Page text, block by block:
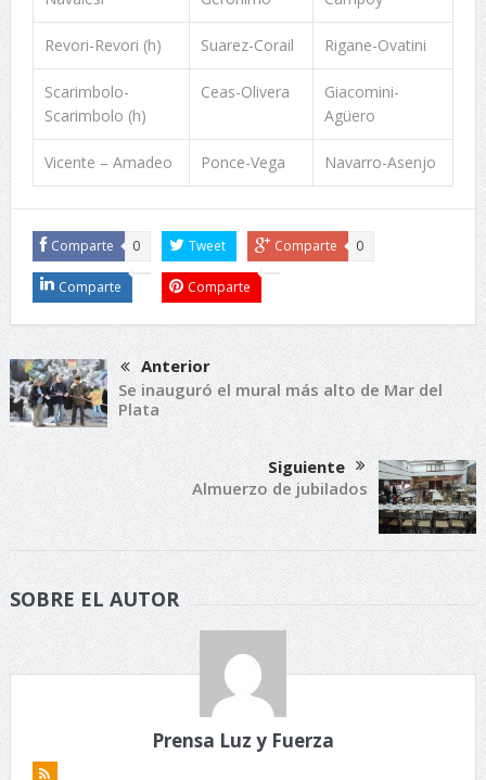
Revori-Revori (h) Suarez-Corail Rigane-Ovatini
Scarimbolo-
Scarimbolo (h)
Ceas-Olivera
Giacomini-
Agüero
Vicente – Amadeo Ponce-Vega Navarro-Asenjo
Comparte 0 Tweet Comparte 0
Comparte Comparte
Anterior
Se inauguró el mural más alto de Mar del
Plata
Siguiente
Almuerzo de jubilados
SOBRE EL AUTOR
Prensa Luz y Fuerza